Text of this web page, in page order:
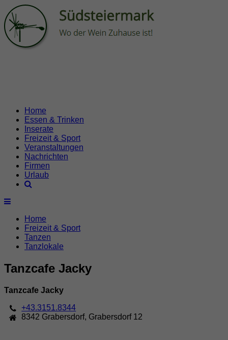
Home
Essen & Trinken
Inserate
Freizeit & Sport
Veranstaltungen
Nachrichten
Firmen
Urlaub
Home
Freizeit & Sport
Tanzen
Tanzlokale
Tanzcafe Jacky
Tanzcafe Jacky
+43.3151.8344
8342 Grabersdorf, Grabersdorf 12